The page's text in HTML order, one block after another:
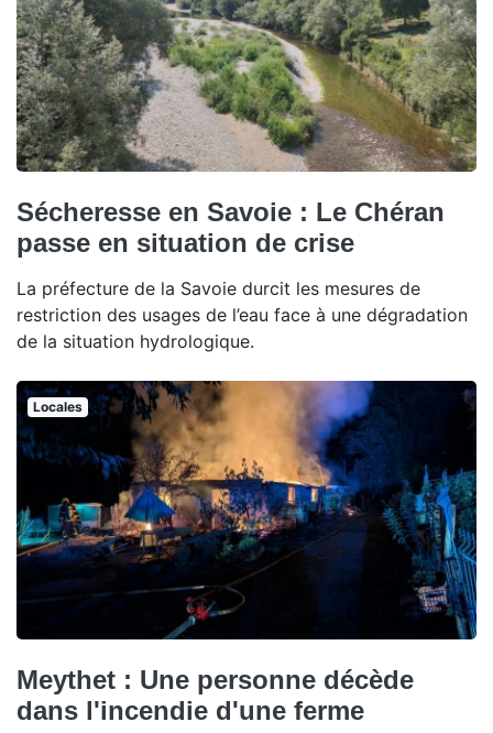
Sécheresse en Savoie : Le Chéran
passe en situation de crise
La préfecture de la Savoie durcit les mesures de
restriction des usages de l’eau face à une dégradation
de la situation hydrologique.
Locales
Meythet : Une personne décède
dans l'incendie d'une ferme